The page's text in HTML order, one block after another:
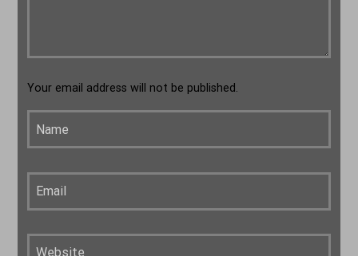
Your email address will not be published.